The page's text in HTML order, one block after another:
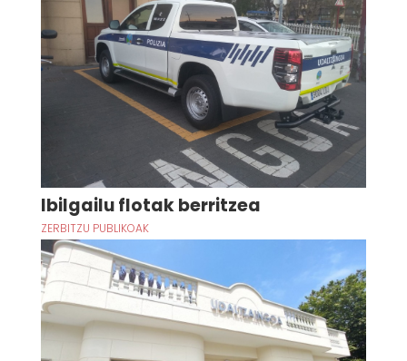
Ibilgailu flotak berritzea
ZERBITZU PUBLIKOAK